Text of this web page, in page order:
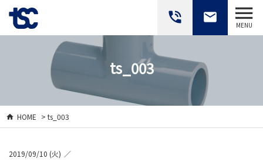
MENU
phone_in_talk email
ts_003
HOME > ts_003
2019/09/10 (火)